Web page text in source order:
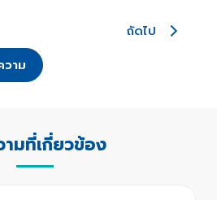
ถัดไป
าม
มที่เกี่ยวข้อง